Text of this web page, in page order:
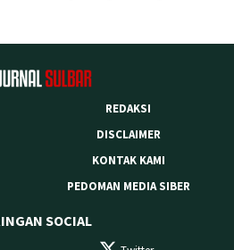
REDAKSI
DISCLAIMER
KONTAK KAMI
PEDOMAN MEDIA SIBER
SOCIAL